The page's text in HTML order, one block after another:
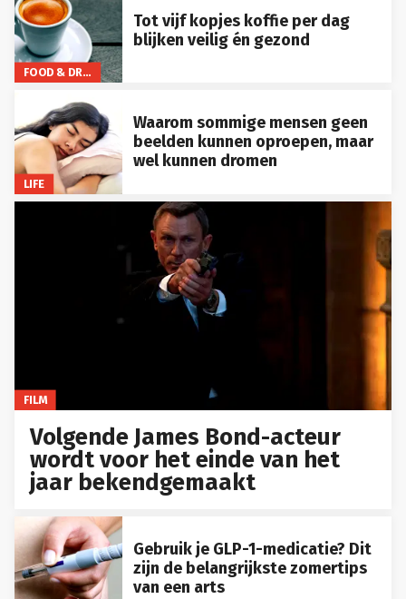
FOOD & DRINKS
Tot vijf kopjes koffie per dag
blijken veilig én gezond
LIFE
Waarom sommige mensen geen
beelden kunnen oproepen, maar
wel kunnen dromen
FILM
Volgende James Bond-acteur
wordt voor het einde van het
jaar bekendgemaakt
Gebruik je GLP-1-medicatie? Dit
zijn de belangrijkste zomertips
van een arts